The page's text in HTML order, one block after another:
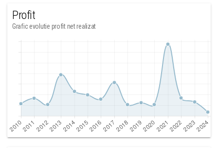
Profit
Grafic evolutie profit net realizat